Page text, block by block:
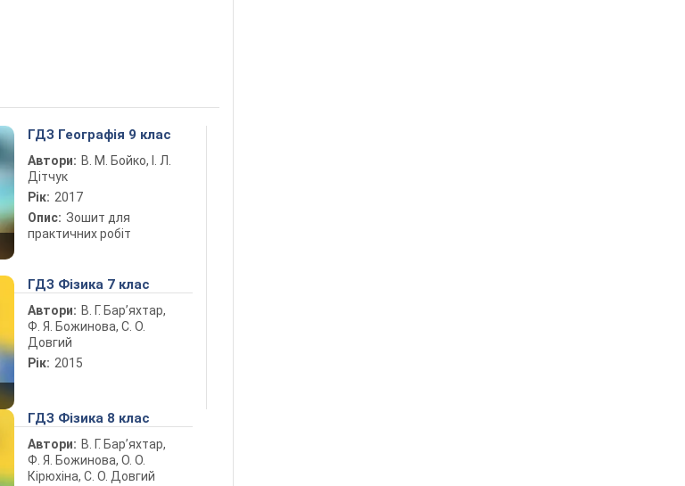
ГДЗ Географія 9 клас
Автори: В. М. Бойко, І. Л.
Дітчук
Рік: 2017
Опис: Зошит для
практичних робіт
ГДЗ Фізика 7 клас
Автори: В. Г. Бар’яхтар,
Ф. Я. Божинова, С. О.
Довгий
Рік: 2015
ГДЗ Фізика 8 клас
Автори: В. Г. Бар’яхтар,
Ф. Я. Божинова, О. О.
Кірюхіна, С. О. Довгий